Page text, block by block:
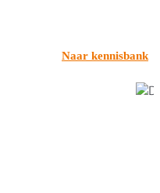
Naar kennisbank